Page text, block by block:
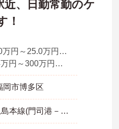
近、日勤常勤のケ
！
月収 22.0万円～25.0万円程度（手当込み） 基本給
年収 264万円～300万円程度（賞与なし） 賞与なし
岡市博多区
ＪＲ鹿児島本線(門司港－八代)